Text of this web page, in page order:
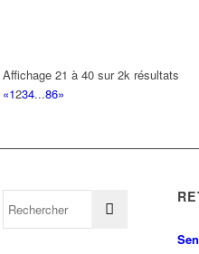
Affichage 21 à 40 sur 2k résultats
«1234...86»